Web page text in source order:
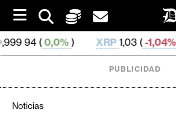
i
p
t
o
) XRP1,03 ( -1,04%) SOL
PUBLICIDAD
Noticias